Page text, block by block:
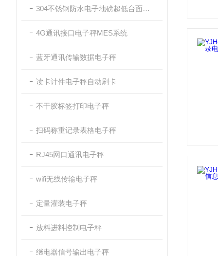
304不锈钢防水电子地磅超低台面带斜坡
4G通讯接口电子秤MES系统
蓝牙通讯传输数据电子秤
读卡计件电子秤自动刷卡
不干胶标签打印电子秤
扫码称重记录表格电子秤
RJ45网口通讯电子秤
wifi无线传输电子秤
定量灌装电子秤
放料进料控制电子秤
继电器信号输出电子秤